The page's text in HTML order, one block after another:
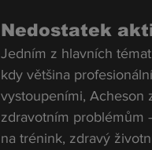
Nedostatek
Jedním z hlavních
kdy většina
vystoupeními, Acheson
zdravotním problémům
na trénink, zdravý